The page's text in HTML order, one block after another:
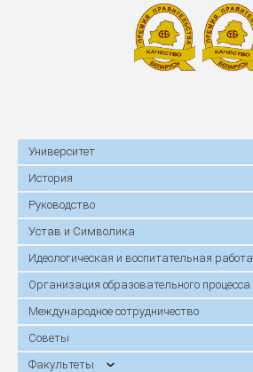
Университет
История
Руководство
Устав и Символика
Идеологическая и воспитательная работа
Организация образовательного процесса
Международное сотрудничество
Советы
Факультеты